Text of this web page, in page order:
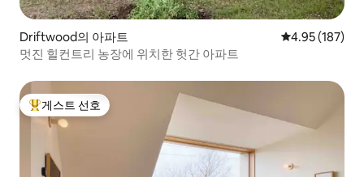
Driftwood의 아파트 평점 4.95점(5
4.95 (187)
멋진 힐컨트리 농장에 위치한 헛간 아파트
상위 게스트 선호
게스트 선호